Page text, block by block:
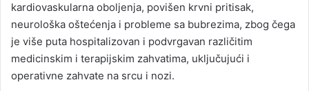
kardiovaskularna oboljenja, povišen krvni pritisak,
neurološka oštećenja i probleme sa bubrezima, zbog čega
je više puta hospitalizovan i podvrgavan različitim
medicinskim i terapijskim zahvatima, uključujući i
operativne zahvate na srcu i nozi.